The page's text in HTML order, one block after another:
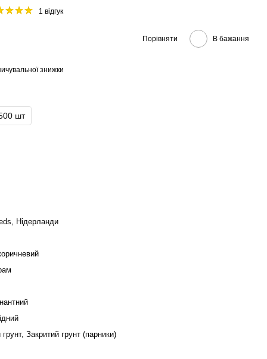
1 відгук
Порівняти В бажання
знижки
шт
Нідерланди
грунт, Закритий грунт (парники)